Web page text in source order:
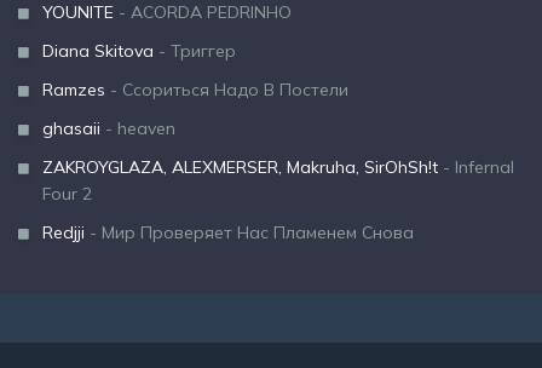
YOUNITE - ACORDA PEDRINHO
Diana Skitova - Триггер
Ramzes - Ссориться Надо В Постели
ghasaii - heaven
ZAKROYGLAZA, ALEXMERSER, Makruha, SirOhSh!t - Infernal
Four 2
Redjji - Мир Проверяет Нас Пламенем Снова